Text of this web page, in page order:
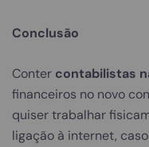
Conclusão
Conter contabilistas
financeiros no novo
quiser trabalhar
ligação à internet,